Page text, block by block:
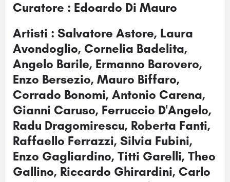
Curatore : Edoardo Di Mauro
Artisti : Salvatore Astore, Laura
Avondoglio, Cornelia Badelita,
Angelo Barile, Ermanno Barovero,
Enzo Bersezio, Mauro Biffaro,
Corrado Bonomi, Antonio Carena,
Gianni Caruso, Ferruccio D'Angelo,
Radu Dragomirescu, Roberta Fanti,
Raffaello Ferrazzi, Silvia Fubini,
Enzo Gagliardino, Titti Garelli, Theo
Gallino, Riccardo Ghirardini, Carlo